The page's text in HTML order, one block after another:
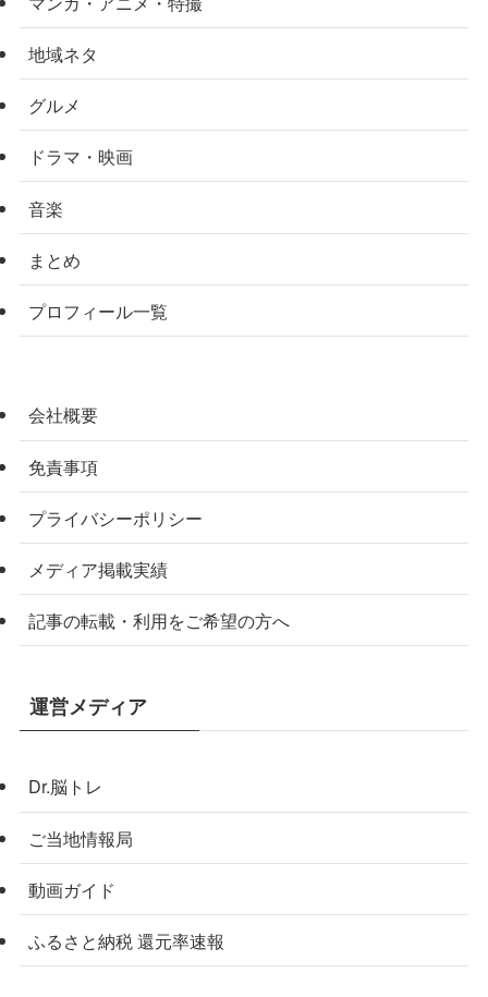
地域ネタ
グルメ
ドラマ・映画
音楽
まとめ
プロフィール一覧
会社概要
免責事項
プライバシーポリシー
メディア掲載実績
記事の転載・利用をご希望の方へ
運営メディア
Dr.脳トレ
ご当地情報局
動画ガイド
ふるさと納税 還元率速報